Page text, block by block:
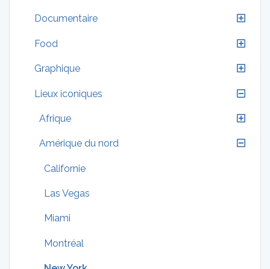
Documentaire
Food
Graphique
Lieux iconiques
Afrique
Amérique du nord
Californie
Las Vegas
Miami
Montréal